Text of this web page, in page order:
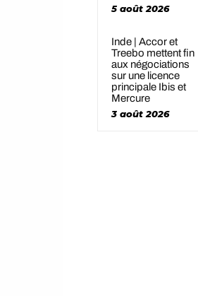
5 août 2026
Inde | Accor et
Treebo mettent fin
aux négociations
sur une licence
principale Ibis et
Mercure
3 août 2026